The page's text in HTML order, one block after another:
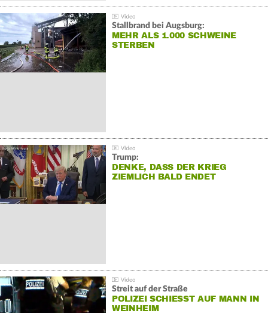
Stallbrand bei Augsburg:
MEHR ALS 1.000 SCHWEINE
STERBEN
Trump:
DENKE, DASS DER KRIEG
ZIEMLICH BALD ENDET
Streit auf der Straße
POLIZEI SCHIESST AUF MANN IN W
EINHEIM